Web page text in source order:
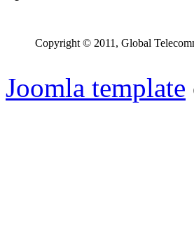
Copyright © 2011, Global
Joomla template